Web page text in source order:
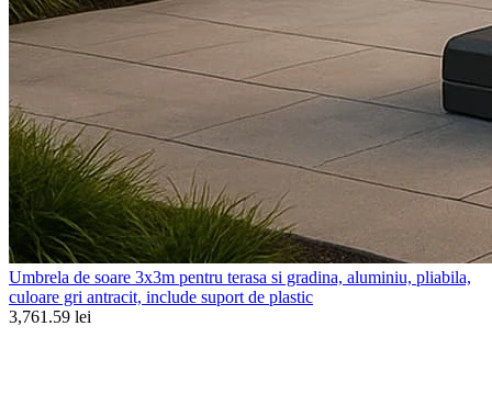
Umbrela de soare 3x3m pentru terasa si gradina, aluminiu, pliabila,
culoare gri antracit, include suport de plastic
3,761.59 lei